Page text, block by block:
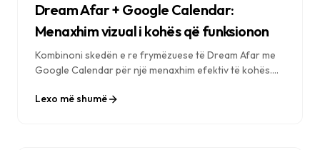
Dream Afar + Google Calendar:
Menaxhim vizual i kohës që funksionon
Kombinoni skedën e re frymëzuese të Dream Afar me
Google Calendar për një menaxhim efektiv të kohës.
përqendrimit dhe planifikimit ditor.
Lexo më shumë